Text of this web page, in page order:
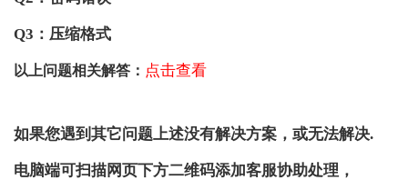
Q3：压缩格式
以上问题相关解答： 点击查看
如果您遇到其它问题上述没有解决方案，或无法解决.
电脑端可扫描网页下方二维码添加客服协助处理，